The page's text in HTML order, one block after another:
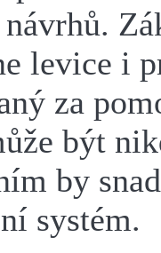
levice i
za
být
by
systém.